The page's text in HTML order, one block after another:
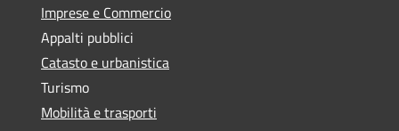
Imprese e Commercio
Appalti pubblici
Catasto e urbanistica
Turismo
Mobilità e trasporti